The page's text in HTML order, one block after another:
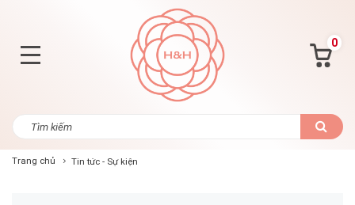
0
Trang chủ Tin tức - Sự kiện